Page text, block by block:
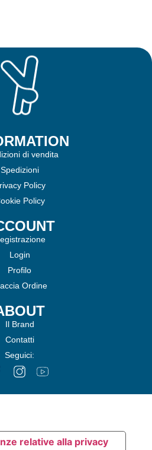
di vendita
Spedizioni
Policy
Policy
Login
Profilo
Ordine
Il Brand
Contatti
Seguici:
relative alla privacy